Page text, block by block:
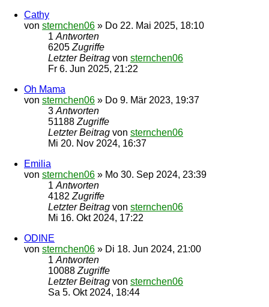
Cathy
von sternchen06 » Do 22. Mai 2025, 18:10
1 Antworten
6205 Zugriffe
Letzter Beitrag von sternchen06
Fr 6. Jun 2025, 21:22
Oh Mama
von sternchen06 » Do 9. Mär 2023, 19:37
3 Antworten
51188 Zugriffe
Letzter Beitrag von sternchen06
Mi 20. Nov 2024, 16:37
Emilia
von sternchen06 » Mo 30. Sep 2024, 23:39
1 Antworten
4182 Zugriffe
Letzter Beitrag von sternchen06
Mi 16. Okt 2024, 17:22
ODINE
von sternchen06 » Di 18. Jun 2024, 21:00
1 Antworten
10088 Zugriffe
Letzter Beitrag von sternchen06
Sa 5. Okt 2024, 18:44